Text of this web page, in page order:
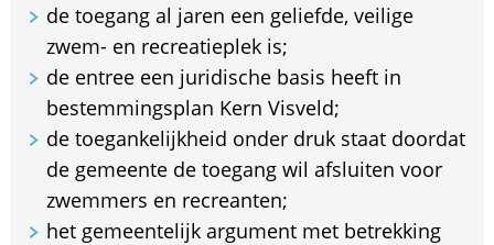
de toegang al jaren een geliefde, veilige
zwem- en recreatieplek is;
de entree een juridische basis heeft in
bestemmingsplan Kern Visveld;
de toegankelijkheid onder druk staat doordat
de gemeente de toegang wil afsluiten voor
zwemmers en recreanten;
het gemeentelijk argument met betrekking